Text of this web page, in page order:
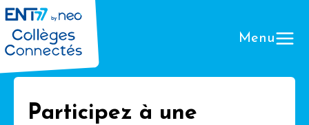
Menu
Participez à une